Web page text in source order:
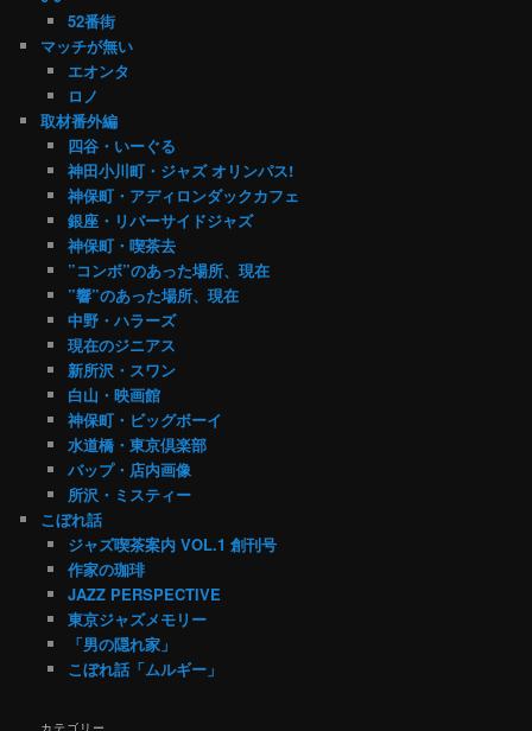
52番街
マッチが無い
エオンタ
ロノ
取材番外編
四谷・いーぐる
神田小川町・ジャズ オリンパス!
神保町・アディロンダックカフェ
銀座・リバーサイドジャズ
神保町・喫茶去
”コンボ”のあった場所、現在
”響”のあった場所、現在
中野・ハラーズ
現在のジニアス
新所沢・スワン
白山・映画館
神保町・ビッグボーイ
水道橋・東京倶楽部
バップ・店内画像
所沢・ミスティー
こぼれ話
ジャズ喫茶案内 VOL.1 創刊号
作家の珈琲
JAZZ PERSPECTIVE
東京ジャズメモリー
「男の隠れ家」
こぼれ話「ムルギー」
カテゴリー